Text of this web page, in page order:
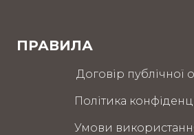
ПРАВИЛА
Договір публічної
Політика
Умови